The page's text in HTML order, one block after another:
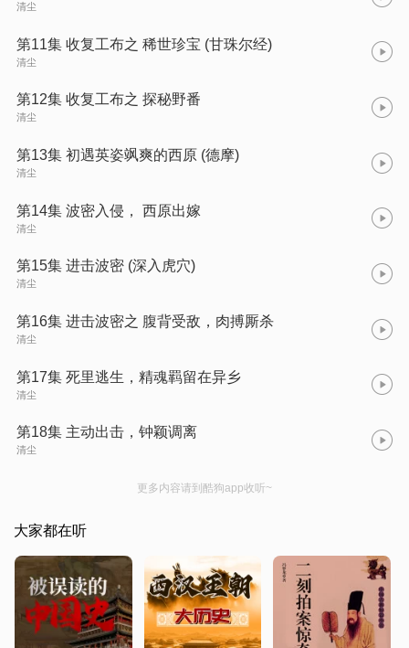
清尘
第11集 收复工布之 稀世珍宝 (甘珠尔经)
清尘
第12集 收复工布之 探秘野番
清尘
第13集 初遇英姿飒爽的西原 (德摩)
清尘
第14集 波密入侵， 西原出嫁
清尘
第15集 进击波密 (深入虎穴)
清尘
第16集 进击波密之 腹背受敌，肉搏厮杀
清尘
第17集 死里逃生，精魂羁留在异乡
清尘
第18集 主动出击，钟颖调离
清尘
更多内容请到酷狗app收听~
大家都在听